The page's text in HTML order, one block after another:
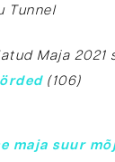
Tunnel
Maja 2021
(106)
maja suur